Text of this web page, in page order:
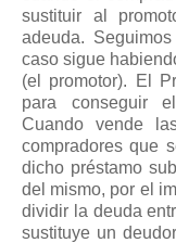
sustituir al
adeuda.
caso sigue
(el promotor). El
para conseguir
Cuando vende
compradores que
dicho préstamo
del mismo, por el
dividir la deuda
sustituye un